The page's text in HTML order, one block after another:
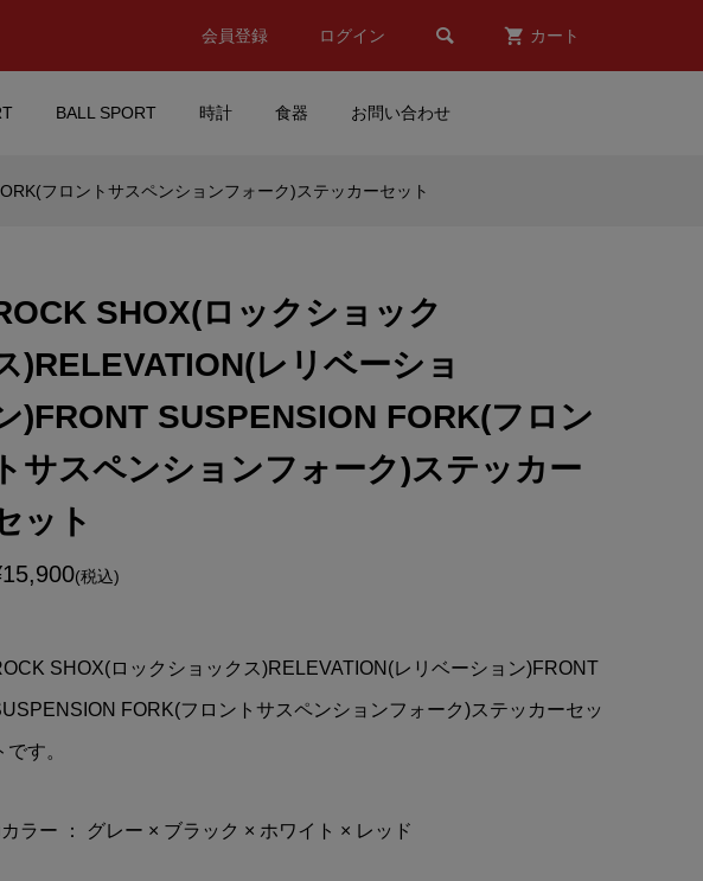
会員登録 ログイン  カート
BALL SPORT 時計 食器 お問い合わせ
(税込)
¥9,890(税込)
Benz(メルセデス
ツ)AMG PETRONAS
エーエム...
(税込)
DUCATI(ドゥカティ)Official
Enamel Mug(オフィシャル
エナメル マグカップ)
¥7,896(税込)
レッドブル ケーティ
フロントサスペンションフォーク)ステッカーセット
SHOX(ロックショック
)RELEVATION(レリベーショ
)FRONT SUSPENSION FORK(フロン
トサスペンションフォーク)ステッカー
ット
(税込)
SHOX(ロックショックス)RELEVATION(レリベーション)FRONT
FORK(フロントサスペンションフォーク)ステッカーセッ
です。
ラー ： グレー × ブラック × ホワイト × レッド